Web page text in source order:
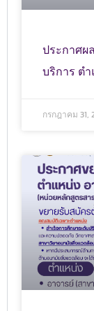
ประกาศผ
บริการ ต
กรกฎาคม 31,